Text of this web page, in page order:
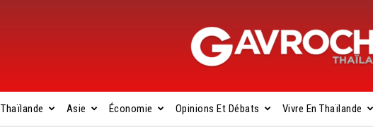
Gavroche
Thaïlande Asie Économie Opinions Et Débats Vivre En Thaïlande